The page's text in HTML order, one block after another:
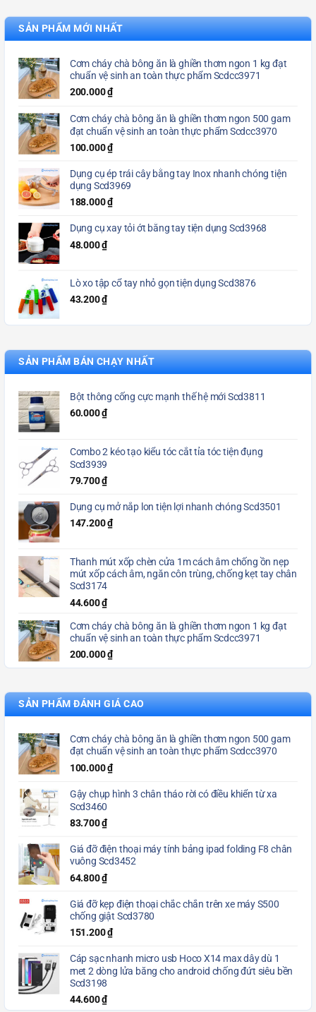
SẢN PHẨM MỚI NHẤT
Cơm cháy chà bông ăn là ghiền thơm ngon 1 kg đạt
chuẩn vệ sinh an toàn thực phẩm Scdcc3971
200.000₫
Cơm cháy chà bông ăn là ghiền thơm ngon 500 gam
đạt chuẩn vệ sinh an toàn thực phẩm Scdcc3970
100.000₫
Dụng cụ ép trái cây bằng tay Inox nhanh chóng tiện
dụng Scd3969
188.000₫
Dụng cụ xay tỏi ớt bằng tay tiện dụng Scd3968
48.000₫
Lò xo tập cổ tay nhỏ gọn tiện dụng Scd3876
43.200₫
SẢN PHẨM BÁN CHẠY NHẤT
Bột thông cống cực mạnh thế hệ mới Scd3811
60.000₫
Combo 2 kéo tạo kiểu tóc cắt tỉa tóc tiện đụng
Scd3939
79.700₫
Dụng cụ mở nắp lon tiện lợi nhanh chóng Scd3501
147.200₫
Thanh mút xốp chèn cửa 1m cách âm chống ồn nẹp
mút xốp cách âm, ngăn côn trùng, chống kẹt tay chân
Scd3174
44.600₫
Cơm cháy chà bông ăn là ghiền thơm ngon 1 kg đạt
chuẩn vệ sinh an toàn thực phẩm Scdcc3971
200.000₫
SẢN PHẨM ĐÁNH GIÁ CAO
Cơm cháy chà bông ăn là ghiền thơm ngon 500 gam
đạt chuẩn vệ sinh an toàn thực phẩm Scdcc3970
100.000₫
Gậy chụp hình 3 chân tháo rời có điều khiển từ xa
Scd3460
83.700₫
Giá đỡ điện thoại máy tính bảng ipad folding F8 chân
vuông Scd3452
64.800₫
Giá đỡ kẹp điện thoại chắc chắn trên xe máy S500
chống giật Scd3780
151.200₫
Cáp sạc nhanh micro usb Hoco X14 max dây dù 1
met 2 dòng lửa băng cho android chống đứt siêu bền
Scd3198
44.600₫